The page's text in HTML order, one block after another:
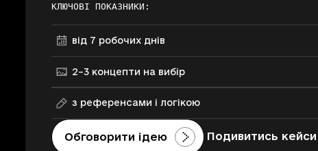
КЛЮЧОВІ ПОКАЗНИКИ:
від 7 робочих днів
2–3 концепти на вибір
з референсами і логікою
Обговорити ідею Подивитись кейси